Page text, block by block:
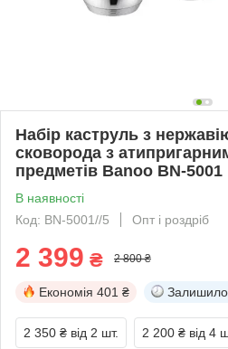
Набір каструль з
сковорода з
предметів Banoo BN-5001
В наявності
Код: BN-5001//5
Опт і роздріб
2 399 ₴ 2 800 ₴
Економія 401 ₴
2 350 ₴ від 2 шт. 2 200 ₴ від 4